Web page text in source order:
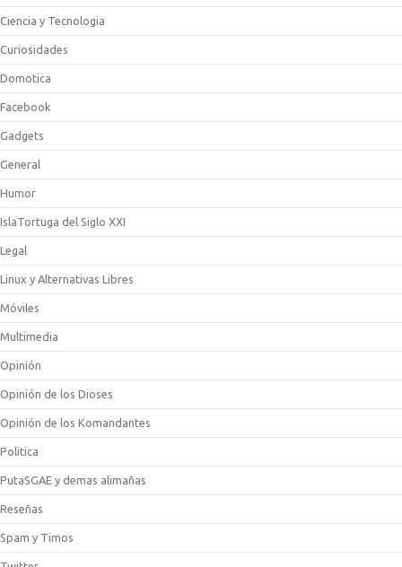
Ciencia y Tecnologia
Curiosidades
Domotica
Facebook
Gadgets
General
Humor
IslaTortuga del Siglo XXI
Legal
Linux y Alternativas Libres
Móviles
Multimedia
Opinión
Opinión de los Dioses
Opinión de los Komandantes
Politica
PutaSGAE y demas alimañas
Reseñas
Spam y Timos